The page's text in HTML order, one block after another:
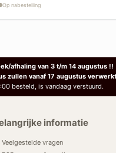
Op nabestelling
afhaling van 3 t/m 14 augustus !!
zullen vanaf 17 augustus
besteld, is vandaag verstuurd.
informatie
Veelgestelde vragen